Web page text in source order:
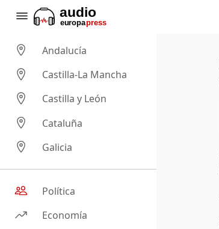
Andalucía
Castilla-La Mancha
Castilla y León
Cataluña
Galicia
Política
Economía